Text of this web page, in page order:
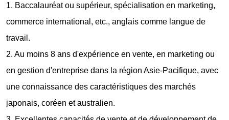
1. Baccalauréat ou supérieur, spécialisation en marketing,
commerce international, etc., anglais comme langue de
travail.
2. Au moins 8 ans d'expérience en vente, en marketing ou
en gestion d'entreprise dans la région Asie-Pacifique, avec
une connaissance des caractéristiques des marchés
japonais, coréen et australien.